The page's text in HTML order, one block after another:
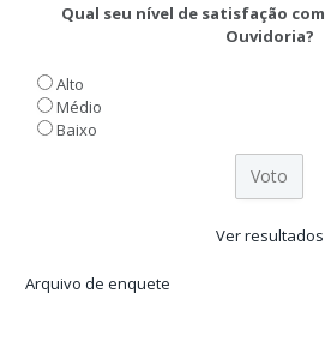
Qual seu nível de satisfação
Ouvidoria?
Alto
Médio
Baixo
Ver resultados
Arquivo de enquete